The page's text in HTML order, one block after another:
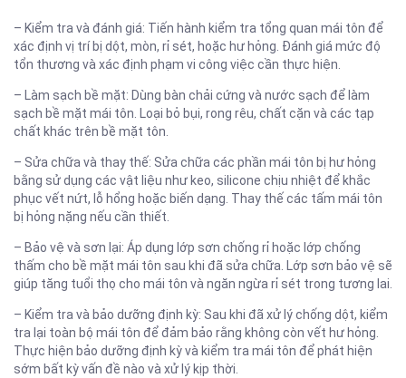
– Kiểm tra và đánh giá: Tiến hành kiểm tra tổng quan mái tôn để
xác định vị trí bị dột, mòn, rỉ sét, hoặc hư hỏng. Đánh giá mức độ
tổn thương và xác định phạm vi công việc cần thực hiện.
– Làm sạch bề mặt: Dùng bàn chải cứng và nước sạch để làm
sạch bề mặt mái tôn. Loại bỏ bụi, rong rêu, chất cặn và các tạp
chất khác trên bề mặt tôn.
– Sửa chữa và thay thế: Sửa chữa các phần mái tôn bị hư hỏng
bằng sử dụng các vật liệu như keo, silicone chịu nhiệt để khắc
phục vết nứt, lỗ hổng hoặc biến dạng. Thay thế các tấm mái tôn
bị hỏng nặng nếu cần thiết.
– Bảo vệ và sơn lại: Áp dụng lớp sơn chống rỉ hoặc lớp chống
thấm cho bề mặt mái tôn sau khi đã sửa chữa. Lớp sơn bảo vệ sẽ
giúp tăng tuổi thọ cho mái tôn và ngăn ngừa rỉ sét trong tương lai.
– Kiểm tra và bảo dưỡng định kỳ: Sau khi đã xử lý chống dột, kiểm
tra lại toàn bộ mái tôn để đảm bảo rằng không còn vết hư hỏng.
Thực hiện bảo dưỡng định kỳ và kiểm tra mái tôn để phát hiện
sớm bất kỳ vấn đề nào và xử lý kịp thời.